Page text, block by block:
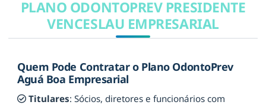
PLANO ODONTOPREV PRESIDENTE
VENCESLAU EMPRESARIAL
Quem Pode Contratar o Plano OdontoPrev
Aguá Boa Empresarial
Titulares: Sócios, diretores e funcionários com